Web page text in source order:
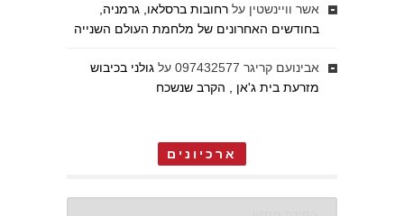
אשר וויינשטין על רחובות ברסלאו, גרמניה,
בחודשים האחרונים של מלחמת העולם השנייה
אבינועם קריגר 097432577 על גולני בכיבוש
מזרעת בית ג'אן , הקרב שנשכח
ארכיונים